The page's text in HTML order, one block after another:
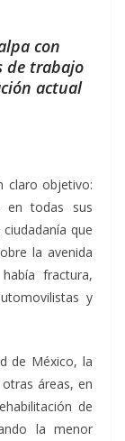
con
de trabajo
actual
claro objetivo:
en todas sus
que
la avenida
fractura,
y
de México, la
áreas, en
de
la menor